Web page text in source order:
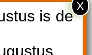
is de
X